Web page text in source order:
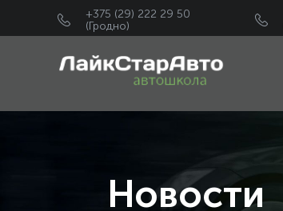
+375 (29) 222 29 50
(Гродно)
Новости